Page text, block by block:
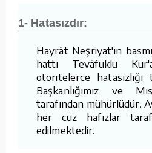
1- Hatasızdır:
Hayrât Neşriyat'ın
hattı Tevâfuklu
otoritelerce
Başkanlığımız ve
tarafından mühürlüdür.
her cüz hafızlar
edilmektedir.